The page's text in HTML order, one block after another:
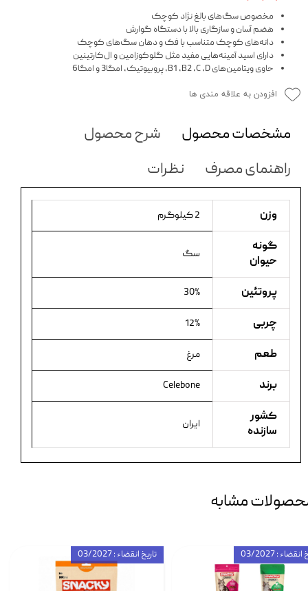
مخصوص سگ‌های بالغ نژاد کوچک
هضم آسان و سازگاری بالا با دستگاه گوارش
دانه‌های کوچک متناسب با فک و دهان سگ‌های کوچک
دارای اسید آمینه‌هایی مفید مثل گلوکوزامین و ال‌کارتینین
حاوی ویتامین‌های B1 ،B2 ،C ،D، پروبیوتیک، امگا3 و امگا6
افزودن به علاقه مندی ها
مشخصات محصول
شرح محصول
راهنمای مصرف
نظرات
وزن 2 کیلوگرم
گونه
حیوان
سگ
پروتئین 30%
چربی 12%
طعم مرغ
برند Celebone
کشور
سازنده
ایران
مشابه
تاریخ انقضاء : 03/2027 : 03/2027